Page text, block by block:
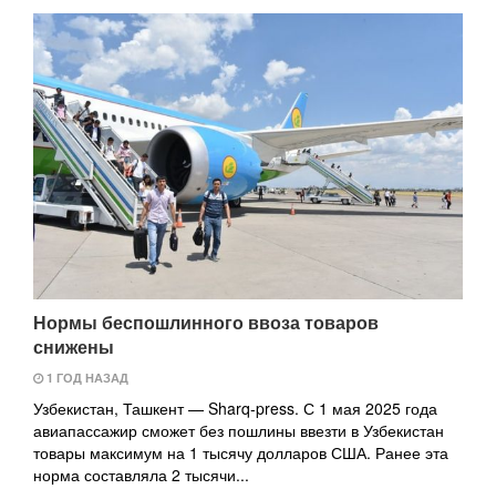
Нормы беспошлинного ввоза товаров
снижены
1 ГОД НАЗАД
Узбекистан, Ташкент — Sharq-press. С 1 мая 2025 года
авиапассажир сможет без пошлины ввезти в Узбекистан
товары максимум на 1 тысячу долларов США. Ранее эта
норма составляла 2 тысячи...